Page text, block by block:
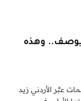
يوصف.. وهذه
عبَّر الأردني زيد